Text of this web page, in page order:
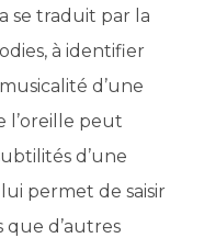
se traduit par la
à identifier
d’une
l’oreille peut
d’une
permet de saisir
que d’autres